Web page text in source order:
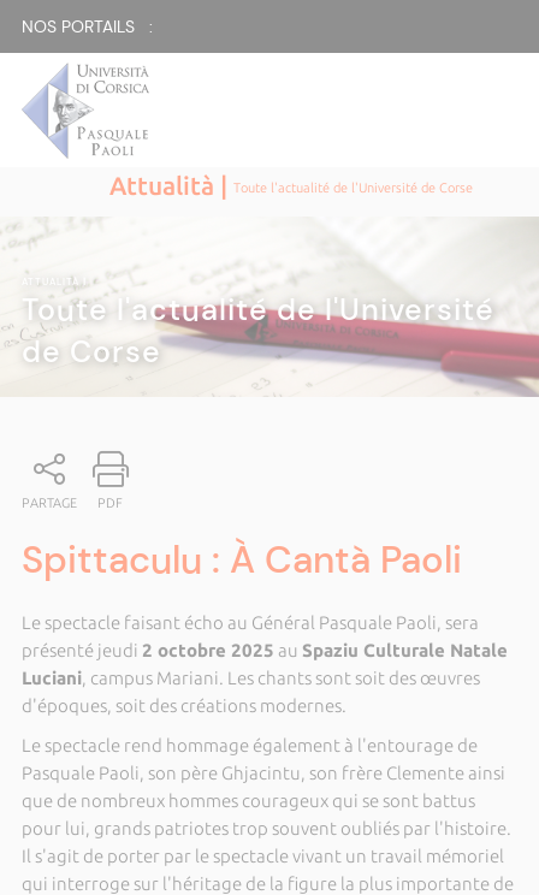
NOS PORTAILS :
Attualità |Toute l'actualité de l'Université de Corse
ATTUALITÀ|
Toute l'actualité de l'Université
de Corse
PARTAGE PDF
Spittaculu : À Cantà Paoli
Le spectacle faisant écho au Général Pasquale Paoli, sera
présenté jeudi 2 octobre 2025 au Spaziu Culturale Natale
Luciani, campus Mariani. Les chants sont soit des œuvres
d'époques, soit des créations modernes.
Le spectacle rend hommage également à l'entourage de
Pasquale Paoli, son père Ghjacintu, son frère Clemente ainsi
que de nombreux hommes courageux qui se sont battus
pour lui, grands patriotes trop souvent oubliés par l'histoire.
Il s'agit de porter par le spectacle vivant un travail mémoriel
qui interroge sur l'héritage de la figure la plus importante de